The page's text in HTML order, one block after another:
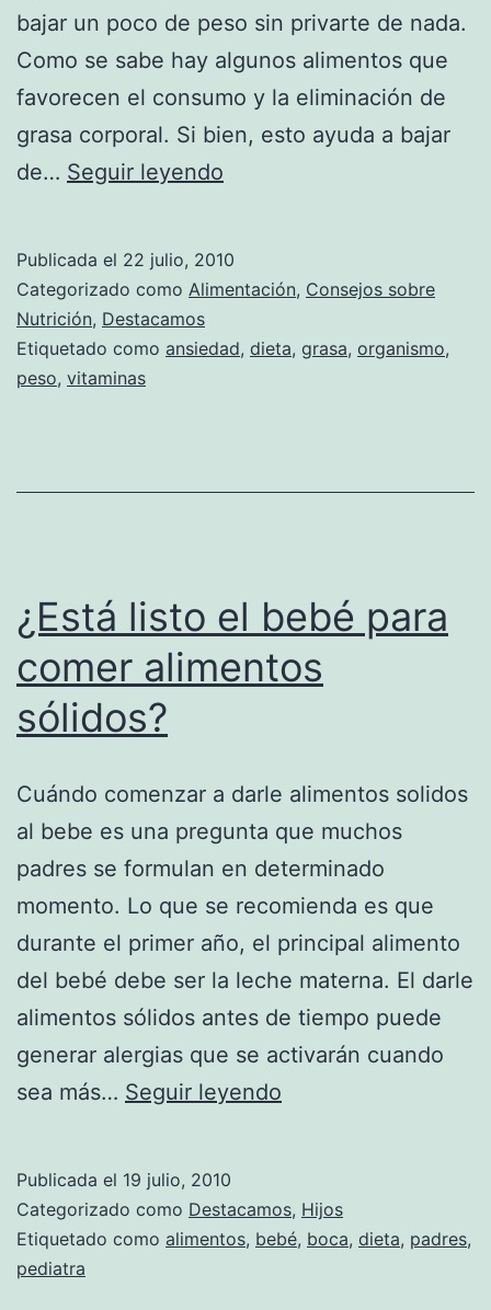
bajar un poco de peso sin privarte de nada.
Como se sabe hay algunos alimentos que
favorecen el consumo y la eliminación de
grasa corporal. Si bien, esto ayuda a bajar
de… Seguir leyendo
a
las
Publicada el 22 julio, 2010
Categorizado como Alimentación, Consejos sobre
Nutrición, Destacamos
Etiquetado como ansiedad, dieta, grasa, organismo,
peso, vitaminas
¿Está listo el bebé para
comer alimentos
sólidos?
Cuándo comenzar a darle alimentos solidos
al bebe es una pregunta que muchos
padres se formulan en determinado
momento. Lo que se recomienda es que
durante el primer año, el principal alimento
del bebé debe ser la leche materna. El darle
alimentos sólidos antes de tiempo puede
generar alergias que se activarán cuando
sea más… Seguir leyendo
bebé
para
Publicada el 19 julio, 2010
Categorizado como Destacamos, Hijos
Etiquetado como alimentos, bebé, boca, dieta, padres,
pediatra